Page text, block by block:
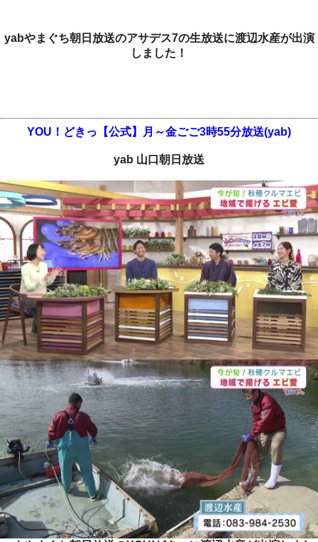
yabやまぐち朝日放送のアサデス7の生放送に渡辺水産が出演
しました！
YOU！どきっ【公式】月～金ごご3時55分放送(yab)
yab 山口朝日放送